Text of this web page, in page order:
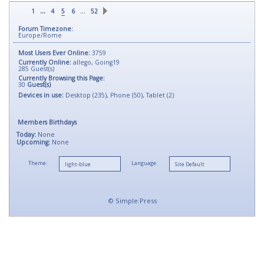
1 ... 4 5 6 … 52
Forum Timezone:
Europe/Rome
Most Users Ever Online: 3759
Currently Online: allego, Going19
285 Guest(s)
Currently Browsing this Page:
30 Guest(s)
Devices in use: Desktop (235), Phone (50), Tablet (2)
Members Birthdays
Today: None
Upcoming: None
Theme: Language:
© Simple:Press